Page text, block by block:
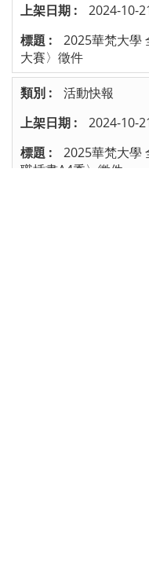
2024-10-
2025華梵大學
大賽〉徵件
活動快報
2024-10-
2025華梵大學
職插畫A4秀〉徵件